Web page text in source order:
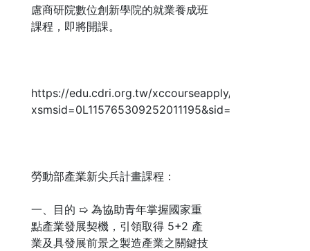
慮商研院數位創新學院的就業養成班
課程，即將開課。
https://edu.cdri.org.tw/xccourseapply/cont?
勞動部產業新尖兵計畫課程：
一、目的 ➯ 為協助青年掌握國家重
點產業發展契機，引領取得 5+2 產
業及具發展前景之製造產業之關鍵技